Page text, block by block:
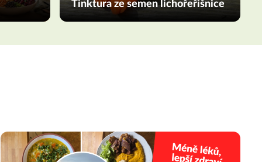
Tinktura ze semen lichořeřišnice